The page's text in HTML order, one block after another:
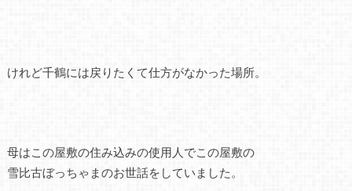
けれど千鶴には戻りたくて仕方がなかった場所。
母はこの屋敷の住み込みの使用人でこの屋敷の
雪比古ぼっちゃまのお世話をしていました。